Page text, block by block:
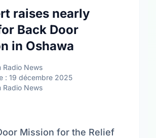
raises nearly
Back Door
in Oshawa
Radio News
: 19 décembre 2025
Radio News
Mission for the Relief